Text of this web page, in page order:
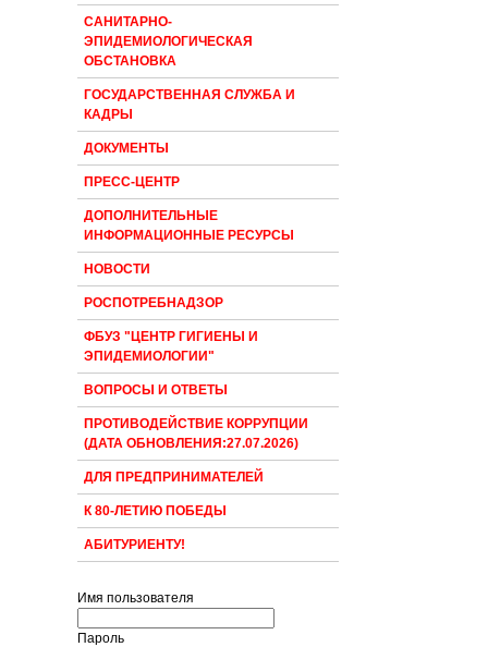
САНИТАРНО-
ЭПИДЕМИОЛОГИЧЕСКАЯ
ОБСТАНОВКА
ГОСУДАРСТВЕННАЯ СЛУЖБА И
КАДРЫ
ДОКУМЕНТЫ
ПРЕСС-ЦЕНТР
ДОПОЛНИТЕЛЬНЫЕ
ИНФОРМАЦИОННЫЕ РЕСУРСЫ
НОВОСТИ
РОСПОТРЕБНАДЗОР
ФБУЗ "ЦЕНТР ГИГИЕНЫ И
ЭПИДЕМИОЛОГИИ"
ВОПРОСЫ И ОТВЕТЫ
ПРОТИВОДЕЙСТВИЕ КОРРУПЦИИ
(ДАТА ОБНОВЛЕНИЯ:27.07.2026)
ДЛЯ ПРЕДПРИНИМАТЕЛЕЙ
К 80-ЛЕТИЮ ПОБЕДЫ
АБИТУРИЕНТУ!
Имя пользователя
Пароль